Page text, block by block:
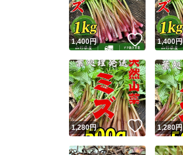
1,400円 いいね！
1,400円
1,280円 いいね！
1,280円